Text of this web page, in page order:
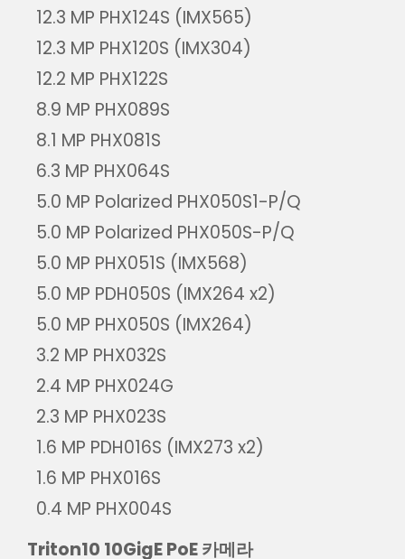
12.3 MP PHX124S (IMX565)
12.3 MP PHX120S (IMX304)
12.2 MP PHX122S
8.9 MP PHX089S
8.1 MP PHX081S
6.3 MP PHX064S
5.0 MP Polarized PHX050S1-P/Q
5.0 MP Polarized PHX050S-P/Q
5.0 MP PHX051S (IMX568)
5.0 MP PDH050S (IMX264 x2)
5.0 MP PHX050S (IMX264)
3.2 MP PHX032S
2.4 MP PHX024G
2.3 MP PHX023S
1.6 MP PDH016S (IMX273 x2)
1.6 MP PHX016S
0.4 MP PHX004S
Triton10 10GigE PoE 카메라